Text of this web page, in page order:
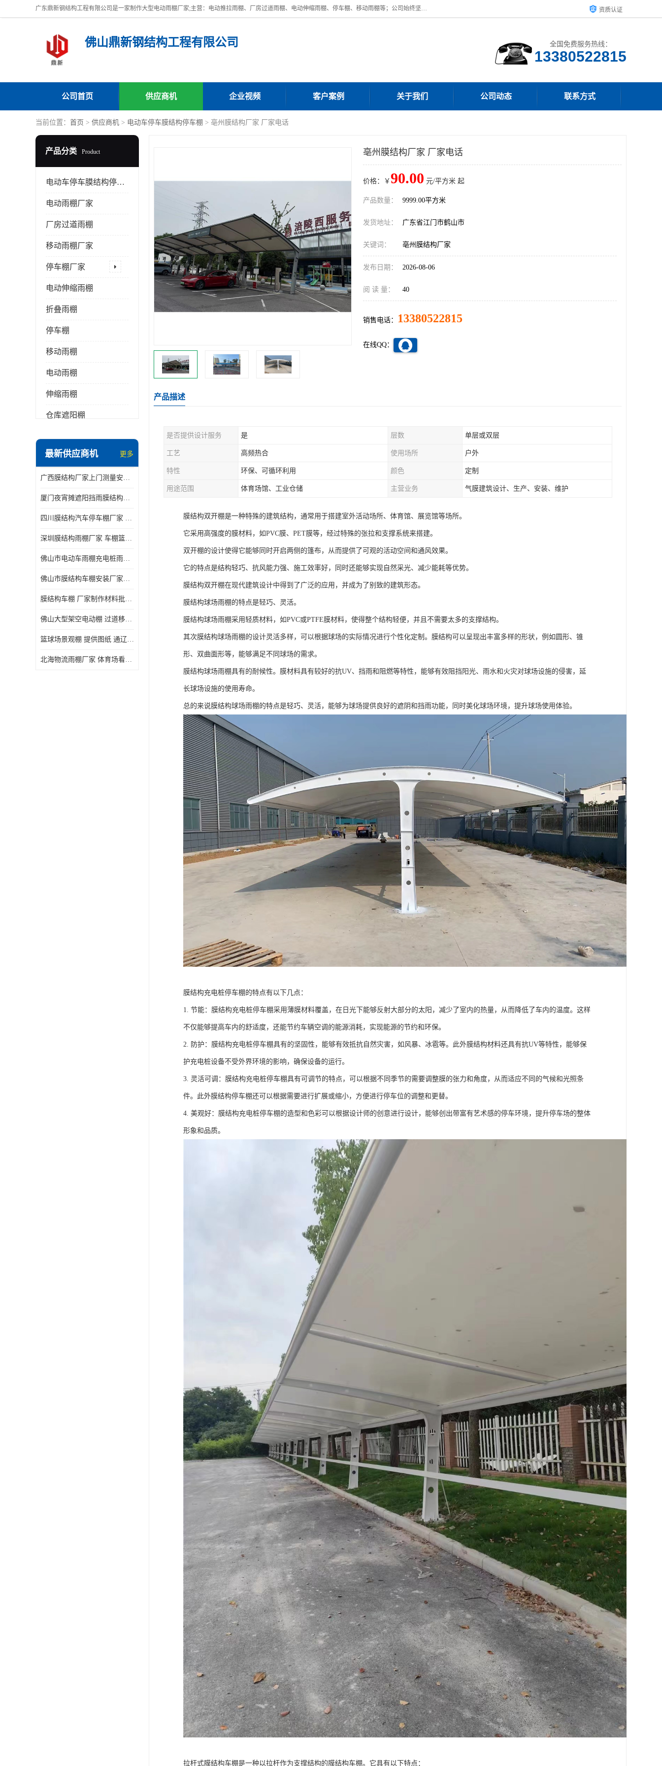
广东鼎新钢结构工程有限公司是一家制作大型电动雨棚厂家;主营：电动推拉雨棚、厂房过道雨棚、电动伸缩雨棚、停车棚、移动雨棚等；公司始终坚持结构创新,品质优越,美观形象,且售后服务好。公司充分吸纳当今休闲用品的前端技术和风格,为您带来质价相宜,时尚典雅的各种户外用品, 资质认证
佛山鼎新钢结构工程有限公司 全国免费服务热线：
13380522815
公司首页 供应商机 企业视频 客户案例 关于我们 公司动态 联系方式
当前位置： 首页 > 供应商机 > 电动车停车膜结构停车棚 > 亳州膜结构厂家 厂家电话
产品分类 Product
电动车停车膜结构停车棚
电动雨棚厂家
厂房过道雨棚
移动雨棚厂家
停车棚厂家
电动伸缩雨棚
折叠雨棚
停车棚
移动雨棚
电动雨棚
伸缩雨棚
仓库遮阳棚
电动推拉雨棚
膜结构停景观棚
最新供应商机 更多
广西膜结构厂家上门测量安装发货，厂家发货没有差价
厦门夜宵摊遮阳挡雨膜结构雨棚设计 上门测量 款式多
四川膜结构汽车停车棚厂家 款式多 提供报价
深圳膜结构雨棚厂家 车棚篮球场体育看台 规格多样
佛山市电动车雨棚充电桩雨棚小区电动车棚
佛山市膜结构车棚安装厂家发货安装
膜结构车棚 厂家制作材料批发安装一体式工厂
佛山大型架空电动棚 过道移动雨蓬 屋轨道悬空棚免费测量
篮球场景观棚 提供图纸 通辽膜结构厂家
北海物流雨棚厂家 体育场看台雨棚 价格优惠
亳州膜结构厂家 厂家电话
价格：￥ 90.00 元/平方米 起
产品数量： 9999.00平方米
发货地址： 广东省江门市鹤山市
关键词： 亳州膜结构厂家
发布日期： 2026-08-06
阅 读 量： 40
销售电话： 13380522815
在线QQ：
产品描述
是否提供设计服务 是 层数 单层或双层
工艺 高频热合 使用场所 户外
特性 环保、可循环利用 颜色 定制
用途范围 体育场馆、工业仓储 主营业务 气膜建筑设计、生产、安装、维护
膜结构双开棚是一种特殊的建筑结构，通常用于搭建室外活动场所、体育馆、展览馆等场所。
它采用高强度的膜材料，如PVC膜、PET膜等，经过特殊的张拉和支撑系统来搭建。
双开棚的设计使得它能够同时开启两侧的篷布，从而提供了可观的活动空间和通风效果。
它的特点是结构轻巧、抗风能力强、施工效率好，同时还能够实现自然采光、减少能耗等优势。
膜结构双开棚在现代建筑设计中得到了广泛的应用，并成为了别致的建筑形态。
膜结构球场雨棚的特点是轻巧、灵活。
膜结构球场雨棚采用轻质材料，如PVC或PTFE膜材料，使得整个结构轻便，并且不需要太多的支撑结构。
其次膜结构球场雨棚的设计灵活多样，可以根据球场的实际情况进行个性化定制。膜结构可以呈现出丰富多样的形状，例如圆形、锥
形、双曲面形等，能够满足不同球场的需求。
膜结构球场雨棚具有的耐候性。膜材料具有较好的抗UV、挡雨和阻燃等特性，能够有效阻挡阳光、雨水和火灾对球场设施的侵害，延
长球场设施的使用寿命。
总的来说膜结构球场雨棚的特点是轻巧、灵活，能够为球场提供良好的遮阴和挡雨功能，同时美化球场环境，提升球场使用体验。
膜结构充电桩停车棚的特点有以下几点：
1. 节能：膜结构充电桩停车棚采用薄膜材料覆盖，在日光下能够反射大部分的太阳，减少了室内的热量，从而降低了车内的温度。这样
不仅能够提高车内的舒适度，还能节约车辆空调的能源消耗，实现能源的节约和环保。
2. 防护：膜结构充电桩停车棚具有的坚固性，能够有效抵抗自然灾害，如风暴、冰雹等。此外膜结构材料还具有抗UV等特性，能够保
护充电桩设备不受外界环境的影响，确保设备的运行。
3. 灵活可调：膜结构充电桩停车棚具有可调节的特点，可以根据不同季节的需要调整膜的张力和角度，从而适应不同的气候和光照条
件。此外膜结构停车棚还可以根据需要进行扩展或缩小，方便进行停车位的调整和更替。
4. 美观好：膜结构充电桩停车棚的造型和色彩可以根据设计师的创意进行设计，能够创出带富有艺术感的停车环境，提升停车场的整体
形象和品质。
拉杆式膜结构车棚是一种以拉杆作为支撑结构的膜结构车棚。它具有以下特点：